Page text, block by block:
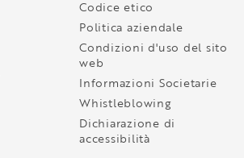
Codice etico
Politica aziendale
Condizioni d'uso del sito
web
Informazioni Societarie
Whistleblowing
Dichiarazione di
accessibilità